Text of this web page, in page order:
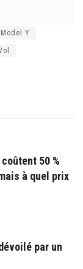
Model Y
50 %
à quel prix
par un